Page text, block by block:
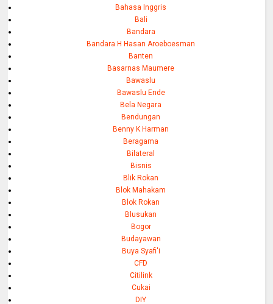
Bahasa Inggris
Bali
Bandara
Bandara H Hasan Aroeboesman
Banten
Basarnas Maumere
Bawaslu
Bawaslu Ende
Bela Negara
Bendungan
Benny K Harman
Beragama
Bilateral
Bisnis
Blik Rokan
Blok Mahakam
Blok Rokan
Blusukan
Bogor
Budayawan
Buya Syafi'i
CFD
Citilink
Cukai
DIY